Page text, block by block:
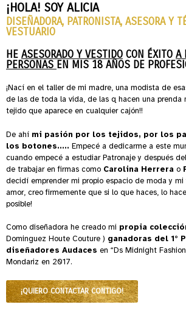
¡HOLA! SOY ALICIA
DISEÑADORA, PATRONISTA, ASESORA Y
VESTUARIO
HE ASESORADO Y VESTIDO CON ÉXITO A
PERSONAS EN MIS 18 AÑOS DE
¡Nací en el taller de mi madre, una modista de
de las de toda la vida, de las q hacen una prenda
tejido que aparece en cualquier cajón!!
De ahí mi pasión por los tejidos, por los
los botones….. Empecé a dedicarme a este
cuando empecé a estudiar Patronaje y después
de trabajar en firmas como Carolina Herrera o
decidí emprender mi propio espacio de moda y mi
amor, creo firmemente que si lo que haces, lo
posible!
Como diseñadora he creado mi propia
Dominguez Houte Couture ) ganadoras del 1°
diseñadores Audaces en “Ds Midnight
Mondariz en 2017.
¡QUIERO CONTACTAR CONTIGO!